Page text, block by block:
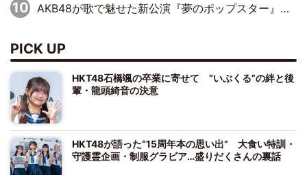
AKB48が歌で魅せた新公演『夢のポップスター』 初日から全身全霊のステージ
PICK UP
HKT48石橋颯の卒業に寄せて “いぶくる”の絆と後
輩・龍頭綺音の決意
HKT48が語った“15周年本の思い出” 大食い特訓・
守護霊企画・制服グラビア…盛りだくさんの裏話